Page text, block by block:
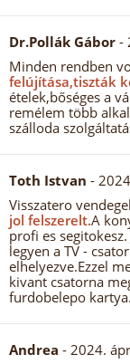
Dr.Pollák Gábor -
Minden rendben
felújítása,tiszták
ételek,bőséges a
remélem több
szálloda
Toth Istvan -
Visszatero
jol felszerelt.A
profi es
legyen a TV -
elhelyezve.Ezzel
kivant csatorna
furdobelepo kartya.
Andrea - 2024.